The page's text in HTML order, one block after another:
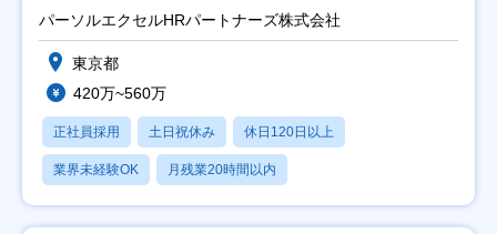
パーソルエクセルHRパートナーズ株式会社
東京都
420万~560万
正社員採用 土日祝休み 休日120日以上
業界未経験OK 月残業20時間以内